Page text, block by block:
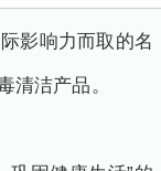
影响力而取的名
清洁产品。